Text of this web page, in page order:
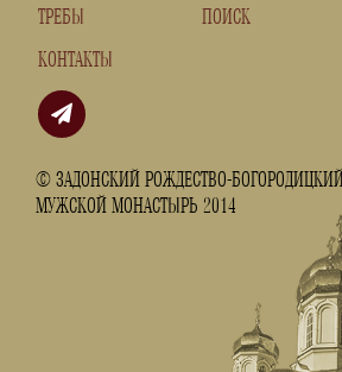
ТРЕБЫ
КОНТАКТЫ
© ЗАДОНСКИЙ РОЖДЕСТВО-БОГОРОДИЦКИЙ
МУЖСКОЙ МОНАСТЫРЬ 2014
ПОИСК